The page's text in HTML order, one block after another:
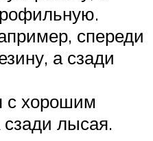
спереди
а сзади
с хорошим
сзади лысая.